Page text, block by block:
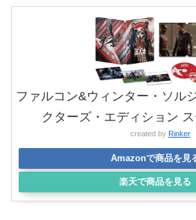
ファルコン&ウィンター・ソル
クターズ・エディション
created by Rinker
Amazonで商品を見
楽天で商品を見る